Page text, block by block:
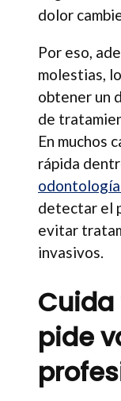
dolor
Por eso,
molestias,
obtener un
de
En muchos
rápida
detectar el
evitar
invasivos.
pide